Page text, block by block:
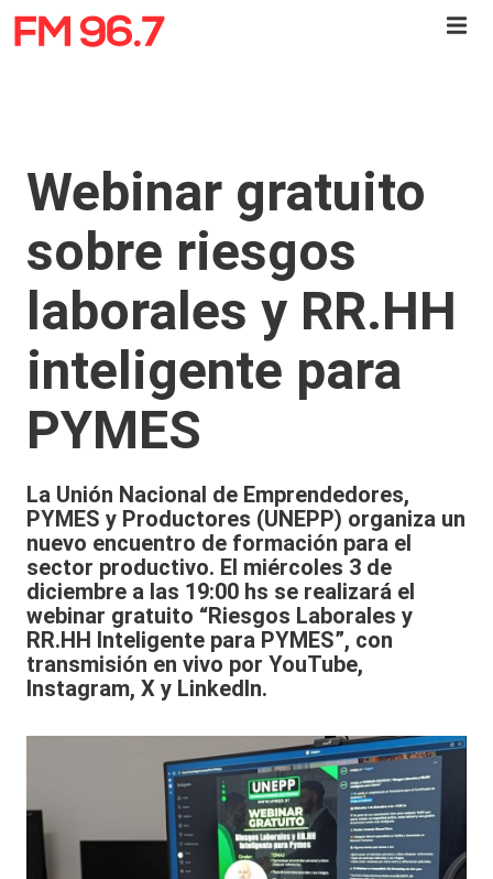
Webinar gratuito
sobre riesgos
laborales y RR.HH
inteligente para
PYMES
La Unión Nacional de Emprendedores,
PYMES y Productores (UNEPP) organiza un
nuevo encuentro de formación para el
sector productivo. El miércoles 3 de
diciembre a las 19:00 hs se realizará el
webinar gratuito “Riesgos Laborales y
RR.HH Inteligente para PYMES”, con
transmisión en vivo por YouTube,
Instagram, X y LinkedIn.